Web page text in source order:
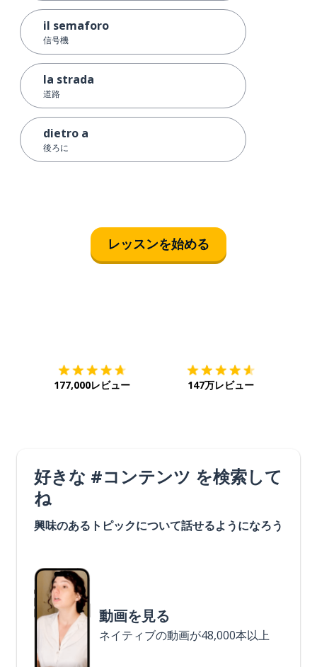
il semaforo
信号機
la strada
道路
dietro a
後ろに
レッスンを始める
177,000レビュー 147万レビュー
好きな #コンテンツ を検索して
ね
興味のあるトピックについて話せるようになろう
動画を見る
ネイティブの動画が48,000本以上